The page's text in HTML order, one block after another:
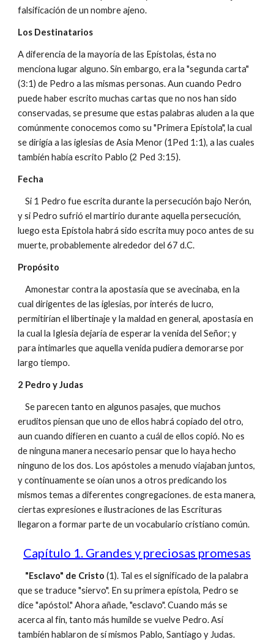
falsificación de un nombre ajeno.
Los Destinatarios
A diferencia de la mayoría de las Epístolas, ésta no
menciona lugar alguno. Sin embargo, era la "segunda carta"
(3:1) de Pedro a las mismas personas. Aun cuando Pedro
puede haber escrito muchas cartas que no nos han sido
conservadas, se presume que estas palabras aluden a la que
comúnmente conocemos como su "Primera Epístola", la cual
se dirigía a las iglesias de Asia Menor (1Ped 1:1), a las cuales
también había escrito Pablo (2 Ped 3:15).
Fecha
Si 1 Pedro fue escrita durante la persecución bajo Nerón,
y si Pedro sufrió el martirio durante aquella persecución,
luego esta Epístola habrá sido escrita muy poco antes de su
muerte, probablemente alrededor del 67 d.C.
Propósito
Amonestar contra la apostasía que se avecinaba, en la
cual dirigentes de las iglesias, por interés de lucro,
permitirían el libertinaje y la maldad en general, apostasía en
la cual la Iglesia dejaría de esperar la venida del Señor; y
para intimarles que aquella venida pudiera demorarse por
largo tiempo.
2 Pedro y Judas
Se parecen tanto en algunos pasajes, que muchos
eruditos piensan que uno de ellos habrá copiado del otro,
aun cuando difieren en cuanto a cuál de ellos copió. No es
de ninguna manera necesario pensar que lo haya hecho
ninguno de los dos. Los apóstoles a menudo viajaban juntos,
y continuamente se oían unos a otros predicando los
mismos temas a diferentes congregaciones. de esta manera,
ciertas expresiones e ilustraciones de las Escrituras
llegaron a formar parte de un vocabulario cristiano común.
Capítulo 1. Grandes y preciosas promesas
"Esclavo" de Cristo (1). Tal es el significado de la palabra
que se traduce "siervo". En su primera epístola, Pedro se
dice "apóstol." Ahora añade, "esclavo". Cuando más se
acerca al fin, tanto más humilde se vuelve Pedro. Así
también hablaron de sí mismos Pablo, Santiago y Judas.